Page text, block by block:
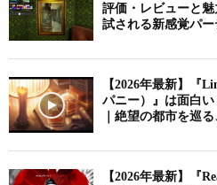
評価・レビューと
試される新感覚パ
【2026年最新】『
パニー）』は面白
｜絶望の都市を巡
【2026年最新】『